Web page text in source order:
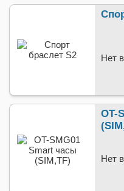
Нет
OT-
Нет